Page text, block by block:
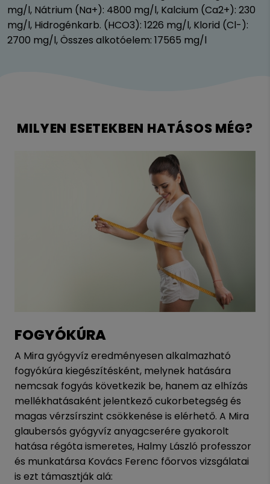
mg/l, Nátrium (Na+): 4800 mg/l, Kalcium (Ca2+): 230
mg/l, Hidrogénkarb. (HCO3): 1226 mg/l, Klorid (Cl-):
2700 mg/l, Összes alkotóelem: 17565 mg/l
MILYEN ESETEKBEN HATÁSOS MÉG?
FOGYÓKÚRA
A Mira gyógyvíz eredményesen alkalmazható
fogyókúra kiegészítésként, melynek hatására
nemcsak fogyás következik be, hanem az elhízás
mellékhatásaként jelentkező cukorbetegség és
magas vérzsírszint csökkenése is elérhető. A Mira
glaubersós gyógyvíz anyagcserére gyakorolt
hatása régóta ismeretes, Halmy László professzor
és munkatársa Kovács Ferenc főorvos vizsgálatai
is ezt támasztják alá: